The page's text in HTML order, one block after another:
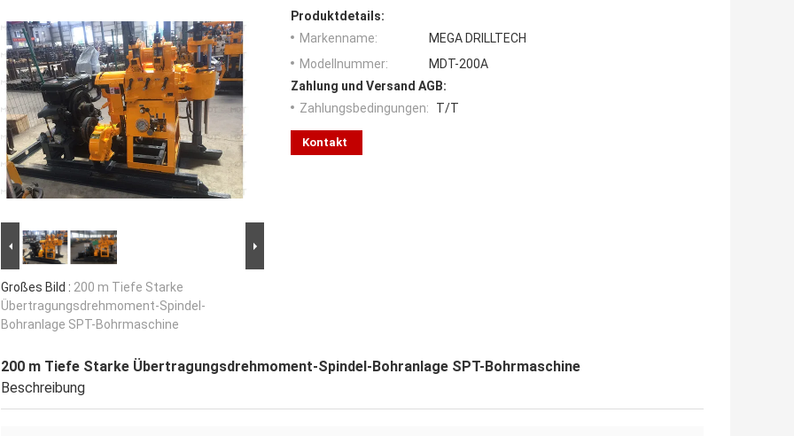
Großes Bild : 200 m Tiefe Starke
Übertragungsdrehmoment-Spindel-
Bohranlage SPT-Bohrmaschine
Produktdetails:
Markenname:
MEGA DRILLTECH
Modellnummer:
MDT-200A
Zahlung und Versand AGB:
Zahlungsbedingungen:
T/T
Kontakt
200 m Tiefe Starke Übertragungsdrehmoment-Spindel-Bohranlage SPT-Bohrmaschine
Beschreibung